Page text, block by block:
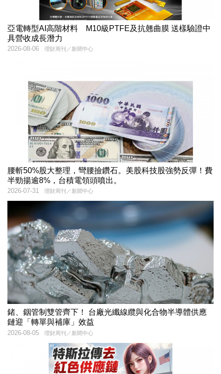
亞電轉型AI高階材料 M10級PTFE及抗翹曲膜 送樣驗證中
具營收成長潛力
理財周刊／新聞中心
2026-08-06
腰斬50%股大整理，彎腰撿鑽石。美股科技股強勢反彈！費
半勁揚逾8%，台積電領頭噴出。
理財周刊／新聞中心
2026-07-31
鍺、銦管制雙管齊下！ 台廠光纖線纜與化合物半導體供應
鏈迎「轉單與補庫」效益
理財周刊／新聞中心
2026-08-05